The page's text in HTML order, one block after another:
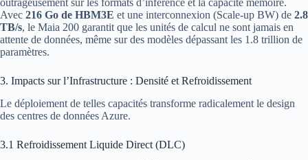
outrageusement sur les formats d’inférence et la capacité mémoire.
Avec 216 Go de HBM3E et une interconnexion (Scale-up BW) de 2.8
TB/s, le Maia 200 garantit que les unités de calcul ne sont jamais en
attente de données, même sur des modèles dépassant les 1.8 trillion de
paramètres.
3. Impacts sur l’Infrastructure : Densité et Refroidissement
Le déploiement de telles capacités transforme radicalement le design
des centres de données Azure.
3.1 Refroidissement Liquide Direct (DLC)